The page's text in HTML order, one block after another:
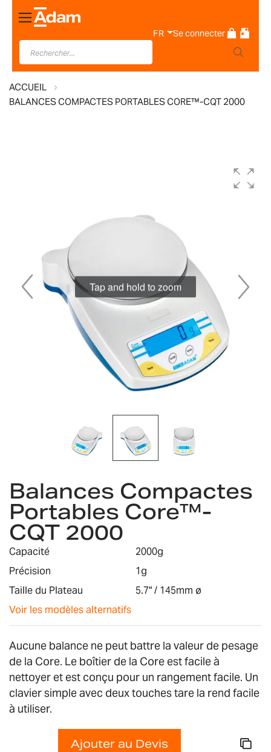
Basculer
la
navigation
FR Se connecter
ACCUEIL
BALANCES COMPACTES PORTABLES CORE™-CQT 2000
Tap and hold to zoom
to
the
beginning
of
the
images
Balances Compactes
Portables Core™-
CQT 2000
Capacité
2000g
Précision
1g
Taille du Plateau
5.7" / 145mm ø
Voir les modèles alternatifs
Aucune balance ne peut battre la valeur de pesage
de la Core. Le boîtier de la Core est facile à
nettoyer et est conçu pour un rangement facile. Un
clavier simple avec deux touches tare la rend facile
à utiliser.
Ajouter au Devis